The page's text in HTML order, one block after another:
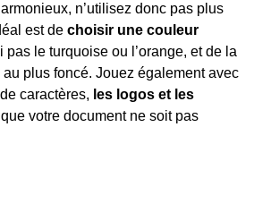
n’utilisez donc pas plus
est de choisir une couleur
pas le turquoise ou l’orange, et de la
plus foncé. Jouez également avec
caractères, les logos et les
votre document ne soit pas